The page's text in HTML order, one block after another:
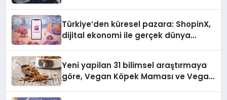
Türkiye’den küresel pazara: ShopinX,
dijital ekonomi ile gerçek dünya
Yeni yapilan 31 bilimsel araştırmaya
göre, Vegan Köpek Maması ve Vegan